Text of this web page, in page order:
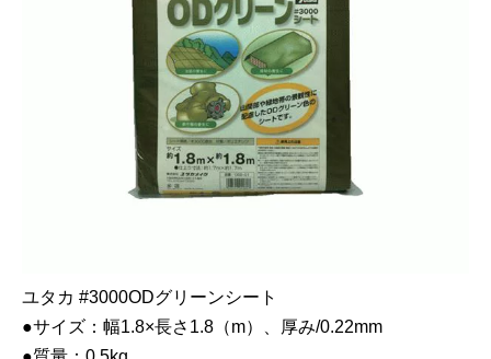
ユタカ #3000ODグリーンシート
●サイズ：幅1.8×長さ1.8（m）、厚み/0.22mm